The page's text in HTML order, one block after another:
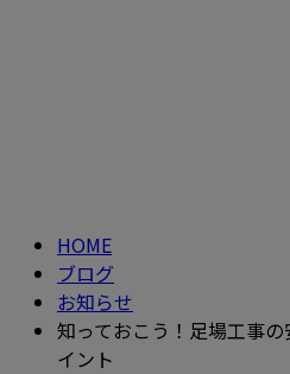
HOME
ブログ
お知らせ
知っておこう！足場工事
イント